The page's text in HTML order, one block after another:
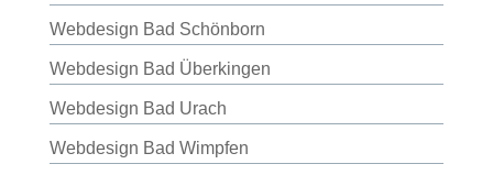
Webdesign Bad Schönborn
Webdesign Bad Überkingen
Webdesign Bad Urach
Webdesign Bad Wimpfen